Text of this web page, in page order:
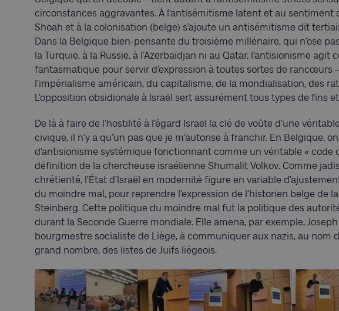
circonstances aggravantes. À l’antisémitisme latent et au sentiment
Shoah et à la colonisation (belge) s’ajoute un antisémitisme dit
Dans la Belgique bien-pensante du troisième millénaire, qui n’ose
la Turquie, à la Russie, à l’Azerbaïdjan ni au Qatar, l’antisionisme agit
fantasmatique pour servir d’expression à toutes sortes de rancœurs
l’impérialisme américain, du capitalisme, de la mondialisation, des
L’opposition obsidionale à Israël sert assurément tous types de fins
De là à faire de l’hostilité à l’égard Israël la clé de voûte d’une
civique, il n’y a qu’un pas que je m’autorise à franchir. En Belgique,
d’antisionisme systémique fonctionnant comme un véritable « code
définition de la chercheuse israélienne Shumalit Volkov. Comme
chrétienté, l’État d’Israël en modernité figure en variable
du moindre mal, pour reprendre l’expression de l’historien belge de
Steinberg. Cette politique du moindre mal fut la politique des
durant la Seconde Guerre mondiale. Elle amena, par exemple,
bourgmestre socialiste de Liège, à communiquer aux nazis, au nom
grand nombre, des listes de Juifs liégeois.